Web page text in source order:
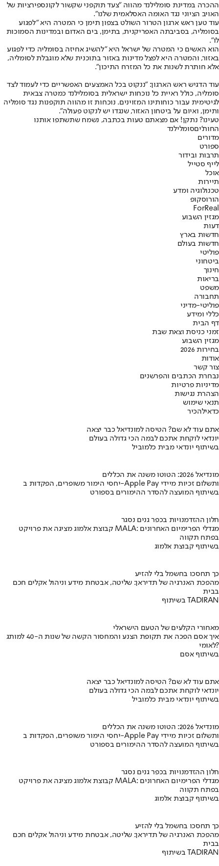
ההכרה במדינת סומלילנד מהווה "צעד תוקפני שקשור לקונספירציות של
האויב הציוני נגד האומה האסלאמית שלנו".
עוד טען ראש ארגון הטרור השולט בצפון תימן כי המטרה היא "לפגוע
בסומליה, בסביבתה האפריקנית, בתימן, בים האדום ובמדינות הסמוכות
לו".
הוא האשים כי המטרה של ישראל היא "להשיג אחיזה בסומליה כדי לפגוע
באזור, והמטרה היא לפצל מדינות באזור בתוכנית שלא מוגבלת לסומליה,
אלא חותרת לשנות את כל המזרח התיכון".
עוד הדגיש ראש הארגון: "ננקוט בכל האמצעים האפשריים כדי לעמוד לצד
סומליה, כולל ראיית כל נוכחות ישראלית בסומלילנד כמטרה צבאית
לגיטימית עבור כוחותינו המזוינים. נוכחות זו מהווה תוקפנות נגד סומליה
ותימן, ואיום על ביטחון האזור, שנגדו יש לנקוט פעולה".
טעינו? נתקן! אם מצאתם טעות בכתבה, נשמח שתשתפו אותנו
החות'יםסומלילנד
מדורים
ספורט
תרבות ובידור
לייף סטייל
אוכל
תיירות
טכנולוגיה ומדע
הורוסקופ
ForReal
מגזין השבוע
דעות
חדשות בארץ
חדשות בעולם
פוליטי
ביטחוני
חינוך
בריאות
משפט
תחבורה
פוליטי-מדיני
כללי ומידע
דף הבית
זמני כניסת וצאת שבת
מגזין השבוע
בחירות 2026
אודות
צור קשר
נבחרת הכתבים והפרשנים
מדיניות פרטיות
הצהרת נגישות
תנאי שימוש
כדאילהכיר
אתם עוד לא שם? הטיסה למונדיאל כבר יצאה
יונדאי לוקחת אתכם לבמה הכי גדולה בעולם
בשיתוף יונדאי מבית כלמוביל
מונדיאל 2026: הטוטו משנה את הכללים
יחסי הימור משופרים, הפקדות ב-Apple Pay ותשלום זכיות מיידי
בשיתוף המועצה להסדר ההימורים בספורט
חלון ההזדמנויות בכפר גנים נסגר
קבוצת אלמוג מציגה את פרויקט MALA: מגדלי הפרימיום האחרונים
בפתח תקווה
בשיתוף קבוצת אלמוג
כך תחסכו בחשמל בלי להזיע
מהפכת האנרגיה של תדיראן: שליטה, אבטחת מידע וניהול אקלים חכם
בבית
בשיתוף TADIRAN
מאחורי הקלעים של הטעם הישראלי
איך אסם הפכה את תקופת הצנע והמחסור הקשה של שנות ה-40 למותג
לאומי?
בשיתוף אסם
אתם עוד לא שם? הטיסה למונדיאל כבר יצאה
יונדאי לוקחת אתכם לבמה הכי גדולה בעולם
בשיתוף יונדאי מבית כלמוביל
מונדיאל 2026: הטוטו משנה את הכללים
יחסי הימור משופרים, הפקדות ב-Apple Pay ותשלום זכיות מיידי
בשיתוף המועצה להסדר ההימורים בספורט
חלון ההזדמנויות בכפר גנים נסגר
קבוצת אלמוג מציגה את פרויקט MALA: מגדלי הפרימיום האחרונים
בפתח תקווה
בשיתוף קבוצת אלמוג
כך תחסכו בחשמל בלי להזיע
מהפכת האנרגיה של תדיראן: שליטה, אבטחת מידע וניהול אקלים חכם
בבית
בשיתוף TADIRAN